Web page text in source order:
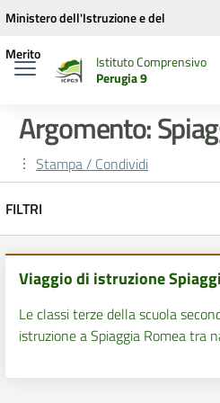
Vai ai contenuti
Vai al menu di navigazione
Vai al footer
Ministero dell'Istruzione e del
Merito
Istituto Comprensivo
Perugia 9
Argomento:
Stampa / Condividi
FILTRI
Viaggio di istruzione
Le classi terze della scuola
istruzione a Spiaggia Romea tra